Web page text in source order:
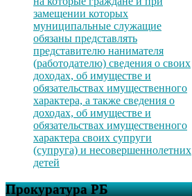
замещении которых
муниципальные служащие
обязаны представлять
представителю нанимателя
(работодателю) сведения о своих
доходах, об имуществе и
обязательствах имущественного
характера, а также сведения о
доходах, об имуществе и
обязательствах имущественного
характера своих супруги
(супруга) и несовершеннолетних
детей
Прокуратура РБ